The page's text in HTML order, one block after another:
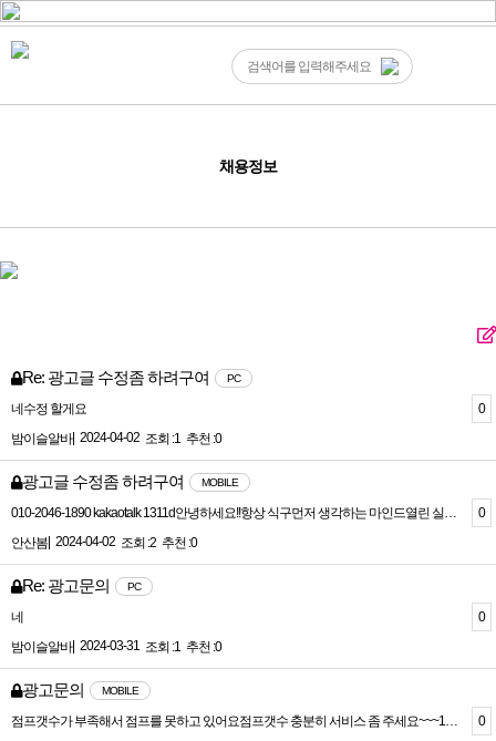
채용정보
Re: 광고글 수정좀 하려구여 PC
네수정 할게요
밤이슬알바| 2024-04-02 조회 :1 추천 :0
0
광고글 수정좀 하려구여 MOBILE
010-2046-1890 kakaotalk 1311d안녕하세요!!항상 식구먼저 생각하는 마인드열린 실장과 돈방석에 앉아보실 식구들을 모집하고 있습니다안산 고잔동에서 일 제일 많고 편하게 놀면서 돈벌어가실수 있으실거예요!!1.모집대상20세이상 나이 외모 크게 상관없습니다!대학생 알바 및 직장인(투잡가능)휴학생 초보등등 모두 환영합니다! 2.페이TC 5만 + 알파 최소 8시간이상 가능합니다당연히 당일 지급합니다!3.하시는일간단한 토킹 및 응대(ㅌ ㅓ치 및 술강요 절대없습니다)4.복장츄리닝에 쓰레빠만 아니시면 됩니다5.지역 근무시간 안산 고잔신도시 중앙역 고잔역 10분거리오후 6시부터 출 퇴근자유 출 퇴근차량운행 출근 강요안해요!출근확인 카톡/문자 안합니다! 개개인의 프라이버시 존중해드립니다.출근 매일 할필요있나요? 돈떨어지면 나오세요!(편한시간에 따라 자유롭게 출 퇴근시켜드립니다!)멀리서 오시는분 차비 지원해드려요!다년간 안산 신도시에 자리잡아 일도 많고 가게들 사정도 잘 알아확실한 진상 아닌방에 알맞게 넣어드립니다마인드열린 실장과 함께 재밌게 돈많이 버실분연락 한번 꼭 주시면 감사하겠습니다!24시간 언제든 전화 문자 카톡 주시면 친절히 답해드리겠습니다!010-2046-1890kakaotalk 1311d
안산봄 2024-04-02 조회 :2 추천 :0
0
Re: 광고문의 PC
네
밤이슬알바| 2024-03-31 조회 :1 추천 :0
0
광고문의 MOBILE
점프갯수가 부족해서 점프를 못하고 있어요점프갯수 충분히 서비스 좀 주세요~~~1번아이디 rusdlekrus2번아이디 rusdlekrus663번아이디 kenzokuma입니나충분히 부탁해요 수고하세요
0